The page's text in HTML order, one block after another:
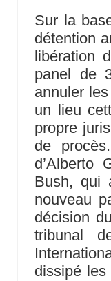
Sur la
détention
libération
panel de
annuler
un lieu
propre
de
d’Alberto
Bush, qui
nouveau
décision
tribunal
dissipé les